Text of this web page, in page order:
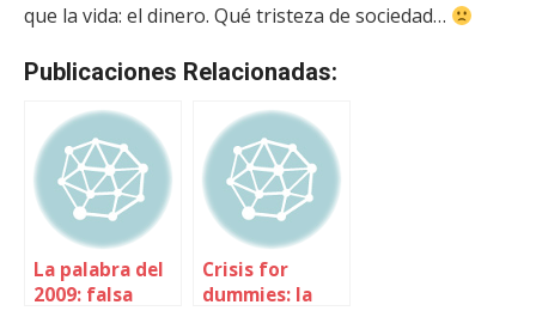
que la vida: el dinero. Qué tristeza de sociedad…
Publicaciones Relacionadas:
La palabra del
2009: falsa
Crisis for
dummies: la